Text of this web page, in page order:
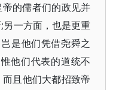
的儒者们的政见并
一方面，也是更重
是他们凭借尧舜之
他们代表的道统不
且他们大都招致帝